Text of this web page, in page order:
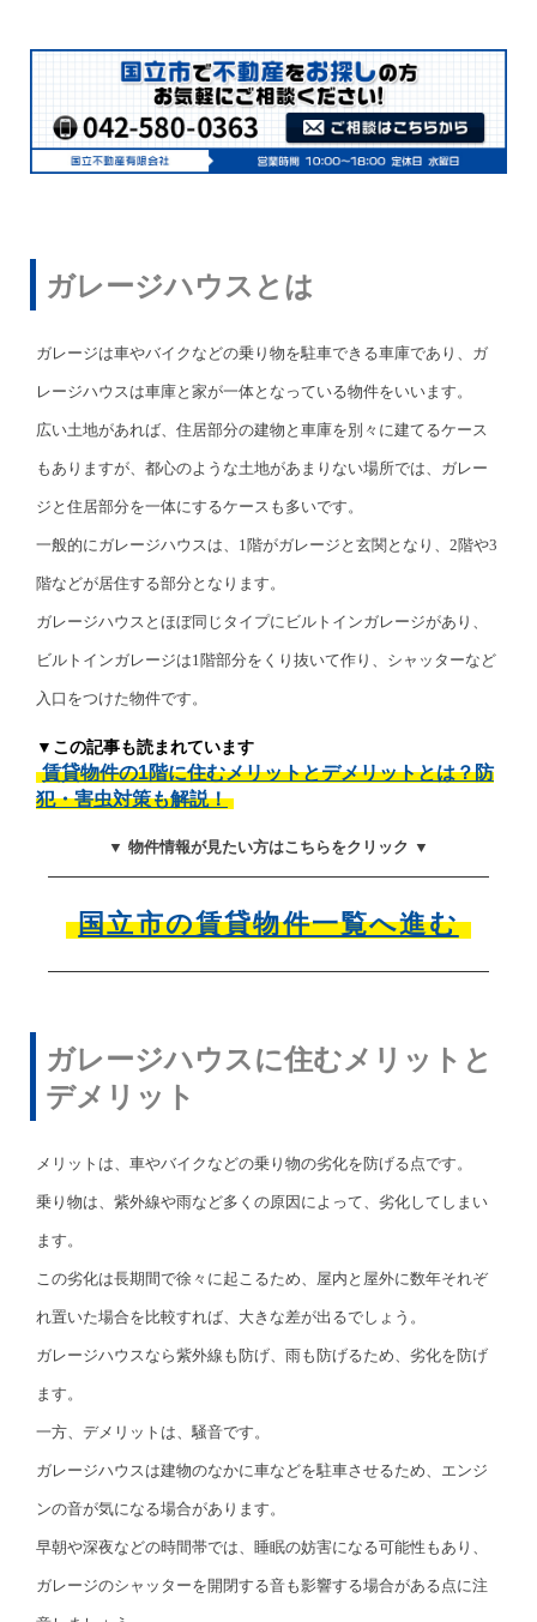
ガレージハウスとは
ガレージは車やバイクなどの乗り物を駐車できる車庫であり、ガ
レージハウスは車庫と家が一体となっている物件をいいます。
広い土地があれば、住居部分の建物と車庫を別々に建てるケース
もありますが、都心のような土地があまりない場所では、ガレー
ジと住居部分を一体にするケースも多いです。
一般的にガレージハウスは、1階がガレージと玄関となり、2階や3
階などが居住する部分となります。
ガレージハウスとほぼ同じタイプにビルトインガレージがあり、
ビルトインガレージは1階部分をくり抜いて作り、シャッターなど
入口をつけた物件です。
▼この記事も読まれています
賃貸物件の1階に住むメリットとデメリットとは？防
犯・害虫対策も解説！
▼ 物件情報が見たい方はこちらをクリック ▼
国立市の賃貸物件一覧へ進む
ガレージハウスに住むメリットと
デメリット
メリットは、車やバイクなどの乗り物の劣化を防げる点です。
乗り物は、紫外線や雨など多くの原因によって、劣化してしまい
ます。
この劣化は長期間で徐々に起こるため、屋内と屋外に数年それぞ
れ置いた場合を比較すれば、大きな差が出るでしょう。
ガレージハウスなら紫外線も防げ、雨も防げるため、劣化を防げ
ます。
一方、デメリットは、騒音です。
ガレージハウスは建物のなかに車などを駐車させるため、エンジ
ンの音が気になる場合があります。
早朝や深夜などの時間帯では、睡眠の妨害になる可能性もあり、
ガレージのシャッターを開閉する音も影響する場合がある点に注